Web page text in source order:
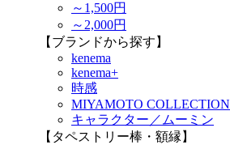
～1,500円
～2,000円
【ブランドから探す】
kenema
kenema+
時感
MIYAMOTO COLLECTION
キャラクター／ムーミン
【タペストリー棒・額縁】